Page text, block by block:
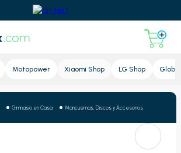
Motopower Xiaomi Shop LG Shop Global
Gimnasio en Casa Mancuernas, Discos y Accesorios